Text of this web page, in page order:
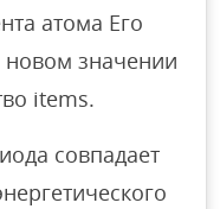
атома Его
значении
items.
совпадает